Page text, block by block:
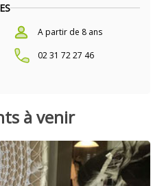
A partir de 8 ans
02 31 72 27 46
à venir